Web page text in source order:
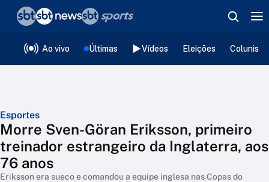
Ao vivo Últimas Vídeos Eleições
Esportes
Morre Sven-Göran Eriksson, primeiro
treinador estrangeiro da Inglaterra, aos
76 anos
Eriksson era sueco e comandou a equipe inglesa nas Copas do
❮voltar
Editorias